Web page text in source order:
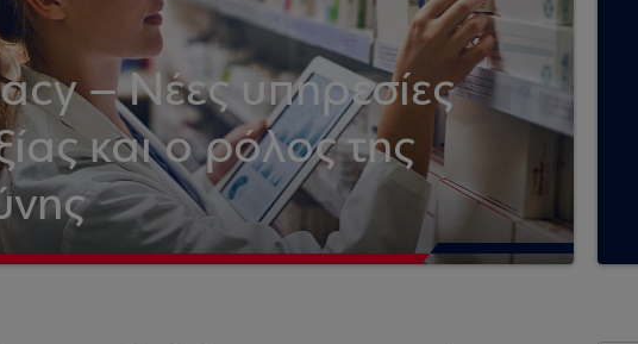
– Νέες υπηρεσίες
και ο ρόλος της